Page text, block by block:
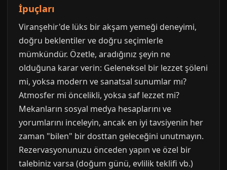
İpuçları
Viranşehir'de lüks bir akşam yemeği deneyimi,
doğru beklentiler ve doğru seçimlerle
mümkündür. Özetle, aradığınız şeyin ne
olduğuna karar verin: Geleneksel bir lezzet şöleni
mi, yoksa modern ve sanatsal sunumlar mı?
Atmosfer mi öncelikli, yoksa saf lezzet mi?
Mekanların sosyal medya hesaplarını ve
yorumlarını inceleyin, ancak en iyi tavsiyenin her
zaman "bilen" bir dosttan geleceğini unutmayın.
Rezervasyonunuzu önceden yapın ve özel bir
talebiniz varsa (doğum günü, evlilik teklifi vb.)